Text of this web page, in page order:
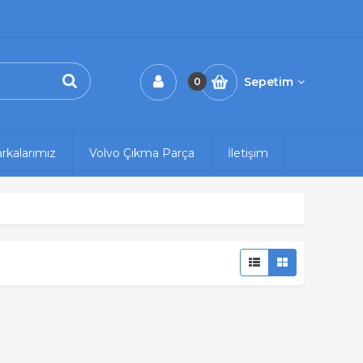
0 Sepetim
Volvo Çıkma Parça İletişim